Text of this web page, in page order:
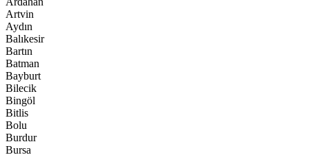
Artvin
Aydın
Balıkesir
Bartın
Batman
Bayburt
Bilecik
Bingöl
Bitlis
Bolu
Burdur
Bursa